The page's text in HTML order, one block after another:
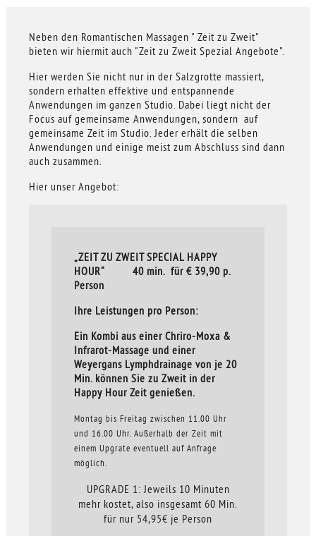
Neben den Romantischen Massagen " Zeit zu Zweit"
bieten wir hiermit auch "Zeit zu Zweit Spezial Angebote".
Hier werden Sie nicht nur in der Salzgrotte massiert,
sondern erhalten effektive und entspannende
Anwendungen im ganzen Studio. Dabei liegt nicht der
Focus auf gemeinsame Anwendungen, sondern auf
gemeinsame Zeit im Studio. Jeder erhält die selben
Anwendungen und einige meist zum Abschluss sind dann
auch zusammen.
Hier unser Angebot:
„ZEIT ZU ZWEIT SPECIAL HAPPY
HOUR“ 40 min. für € 39,90 p.
Person
Ihre Leistungen pro Person:
Ein Kombi aus einer Chriro-Moxa &
Infrarot-Massage und einer
Weyergans Lymphdrainage von je 20
Min. können Sie zu Zweit in der
Happy Hour Zeit genießen.
Montag bis Freitag zwischen 11.00 Uhr
und 16.00 Uhr. Außerhalb der Zeit mit
einem Upgrate eventuell auf Anfrage
möglich.
UPGRADE 1: Jeweils 10 Minuten
mehr kostet, also insgesamt 60 Min.
für nur 54,95€ je Person